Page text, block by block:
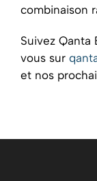
combinaison
Suivez Qanta
vous sur
et nos